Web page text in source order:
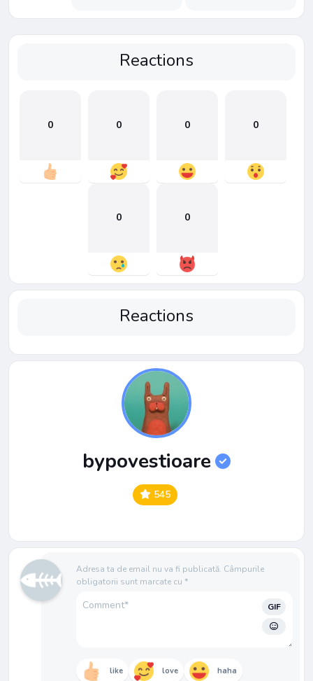
Reactions
0 0 0 0
0 0
Reactions
bypovestioare
545
Adresa ta de email nu va fi publicată. Câmpurile
obligatorii sunt marcate cu *
GIF
like love haha